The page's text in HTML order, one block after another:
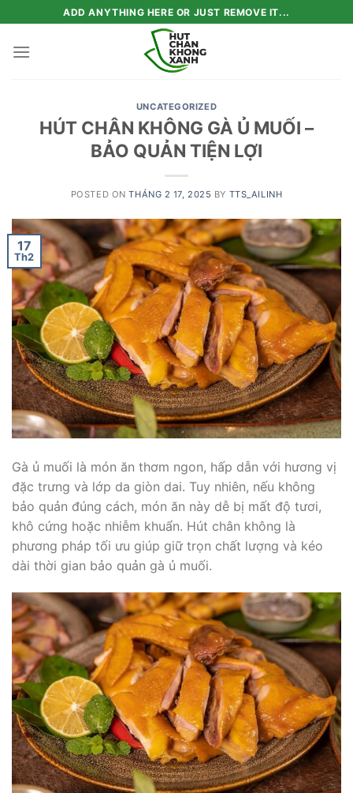
to
content
ADD ANYTHING HERE OR JUST REMOVE IT...
UNCATEGORIZED
HÚT CHÂN KHÔNG GÀ Ủ MUỐI –
BẢO QUẢN TIỆN LỢI
POSTED ONTHÁNG 2 17, 2025 BY TTS_AILINH
17
Th2
Gà ủ muối là món ăn thơm ngon, hấp dẫn với hương vị
đặc trưng và lớp da giòn dai. Tuy nhiên, nếu không
bảo quản đúng cách, món ăn này dễ bị mất độ tươi,
khô cứng hoặc nhiễm khuẩn. Hút chân không là
phương pháp tối ưu giúp giữ trọn chất lượng và kéo
dài thời gian bảo quản gà ủ muối.